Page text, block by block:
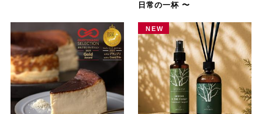
日常の一杯 〜
NEW